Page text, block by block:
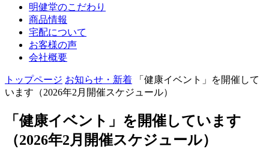
明健堂のこだわり
商品情報
宅配について
お客様の声
会社概要
トップページ お知らせ・新着
「健康イベント」を開催して
います（2026年2月開催スケジュール）
「健康イベント」を開催しています
（2026年2月開催スケジュール）